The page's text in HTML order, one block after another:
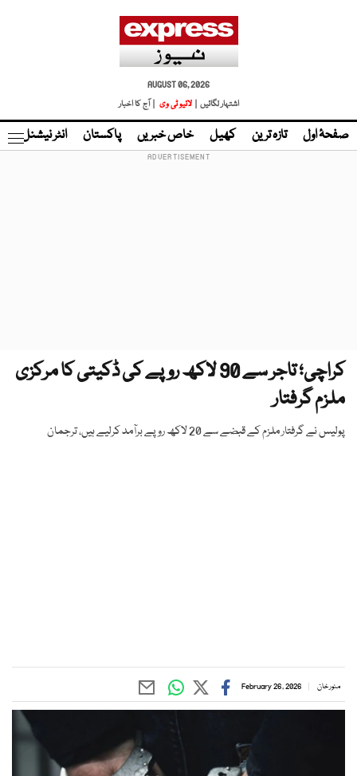
AUGUST 06, 2026
اشتہار لگائیں |
لائیو ٹی وی | آج کا اخبار
صفحۂ اول تازہ ترین کھیل خاص خبریں پاکستان انٹر نیشنل
کراچی؛ تاجر سے 90 لاکھ روپے کی ڈکیتی کا مرکزی
ملزم گرفتار
پولیس نے گرفتار ملزم کے قبضے سے 20 لاکھ روپے برآمد کرلیے ہیں، ترجمان
منور خان February 26, 2026